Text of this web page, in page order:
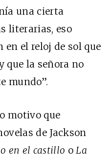
una cierta
literarias, eso
el reloj de sol que
que la señora no
mundo”.
motivo que
de Jackson
en el castillo o La